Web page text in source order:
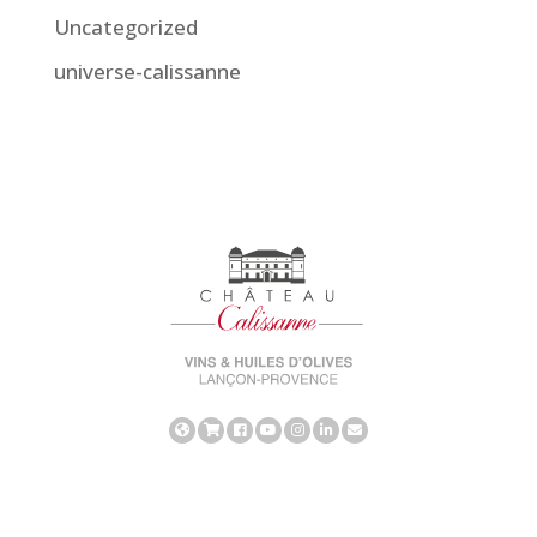
Uncategorized
universe-calissanne